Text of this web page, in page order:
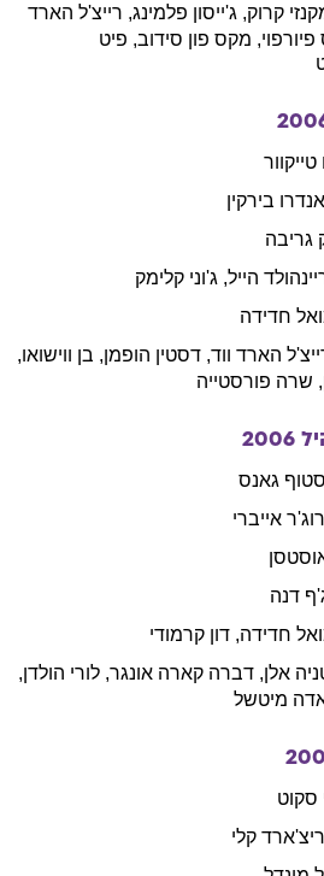
קרוק, ג'ייסון פלמינג, רייצ'ל הארד
פיורפוי, מקס פון סידוב, פיט
טייקוור
אנדרו בירקין
גריבה
הייל, ג'וני קלימק
חדידה
הארד ווד, דסטין הופמן, בן ווישואו,
, שרה פורסטייה
2006
גאנס
רוג'ר אייברי
דנה
חדידה, דון קרמודי
אלן, דברה קארה אונגר, לורי הולדן,
מיטשל
סקוט
ריצ'ארד קלי